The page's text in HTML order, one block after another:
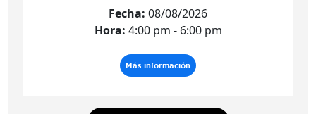
Fecha: 08/08/2026
Hora: 4:00 pm - 6:00 pm
Más información